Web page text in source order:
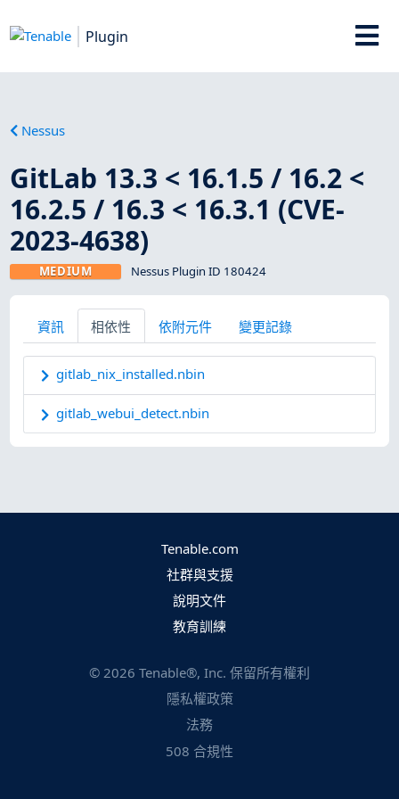
Plugin
Nessus
GitLab 13.3 < 16.1.5 / 16.2 <
16.2.5 / 16.3 < 16.3.1 (CVE-
2023-4638)
MEDIUM Nessus Plugin ID 180424
資訊 相依性 依附元件 變更記錄
gitlab_nix_installed.nbin
gitlab_webui_detect.nbin
Tenable.com
社群與支援
說明文件
教育訓練
© 2026 Tenable®, Inc. 保留所有權利
隱私權政策
法務
508 合規性